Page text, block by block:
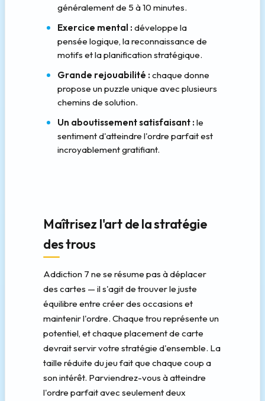
généralement de 5 à 10 minutes.
Exercice mental : développe la
pensée logique, la reconnaissance de
motifs et la planification stratégique.
Grande rejouabilité : chaque donne
propose un puzzle unique avec plusieurs
chemins de solution.
Un aboutissement satisfaisant : le
sentiment d'atteindre l'ordre parfait est
incroyablement gratifiant.
Maîtrisez l'art de la stratégie
des trous
Addiction 7 ne se résume pas à déplacer
des cartes — il s'agit de trouver le juste
équilibre entre créer des occasions et
maintenir l'ordre. Chaque trou représente un
potentiel, et chaque placement de carte
devrait servir votre stratégie d'ensemble. La
taille réduite du jeu fait que chaque coup a
son intérêt. Parviendrez-vous à atteindre
l'ordre parfait avec seulement deux